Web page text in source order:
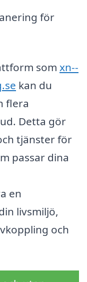
för
som xn--
kan du
flera
Detta gör
tjänster för
passar dina
en
livsmiljö,
och